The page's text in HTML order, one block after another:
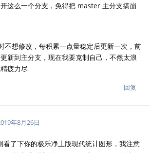
这么一个分支，免得把 master 主分支搞崩
不想修改，每积累一点量稳定后更新一次，前
新到主分支，现在我要克制自己，不然太浪
疲力尽
回复
年8月26日
看了下你的极乐净土版现代统计图形，我注意